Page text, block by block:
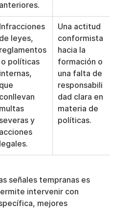
anteriores.
Infracciones
de leyes,
reglamentos
o políticas
internas,
que
conllevan
multas
severas y
acciones
legales.
Una actitud
conformista
hacia la
formación o
una falta de
responsabili
dad clara en
materia de
políticas.
señales tempranas es
intervenir con
mejores